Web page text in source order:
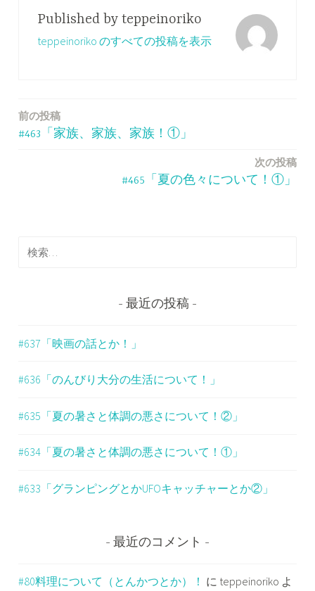
Published by teppeinoriko
teppeinoriko のすべての投稿を表示
投
ー
前の投稿
#463「家族、家族、家族！①」
次の投稿
#465「夏の色々について！①」
検
最近の投稿
#637「映画の話とか！」
#636「のんびり大分の生活について！」
#635「夏の暑さと体調の悪さについて！②」
#634「夏の暑さと体調の悪さについて！①」
#633「グランピングとかUFOキャッチャーとか②」
最近のコメント
#80料理について（とんかつとか）！ に teppeinoriko よ